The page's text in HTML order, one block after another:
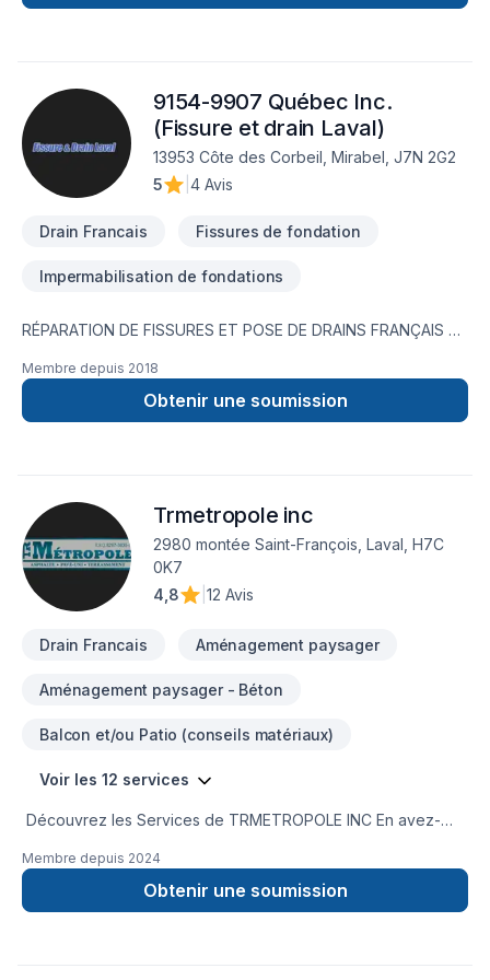
très certainement répondre à vos besoins. Nous espérons
9154-9907 Québec Inc.
(Fissure et drain Laval)
13953 Côte des Corbeil, Mirabel, J7N 2G2
5
4 Avis
Drain Francais Fissures de fondation
Impermabilisation de fondations
RÉPARATION DE FISSURES ET POSE DE DRAINS FRANÇAIS À
environnantes, FISSURE & DRAIN LAVAL effectue la réparation
de fissures de fondations, l’imperméabilisation de fondations,
la réparation de fondations ainsi que la pose ou le
Membre depuis 2018
Obtenir une soumission
Trmetropole inc
2980 montée Saint-François, Laval, H7C
0K7
4,8
12 Avis
Drain Francais Aménagement paysager
Aménagement paysager - Béton
Balcon et/ou Patio (conseils matériaux)
Voir les 12 services
Découvrez les Services de TRMETROPOLE INC En avez-
des trottoirs inégaux ? Ne cherchez plus ! Les Services de
TRMETROPOLE INC sont votre partenaire de confiance pour
tous vos besoins en pavage.Pourquoi choisir TRMETROPOLE
Membre depuis 2024
Obtenir une soumission